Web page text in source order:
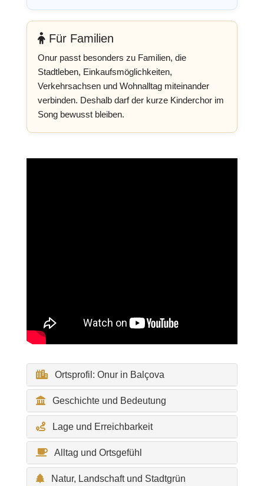
Für Familien
Onur passt besonders zu Familien, die
Stadtleben, Einkaufsmöglichkeiten,
Verkehrsachsen und Wohnalltag miteinander
verbinden. Deshalb darf der kurze Kinderchor im
Song bewusst bleiben.
Ortsprofil: Onur in Balçova
Geschichte und Bedeutung
Lage und Erreichbarkeit
Alltag und Ortsgefühl
Natur, Landschaft und Stadtgrün